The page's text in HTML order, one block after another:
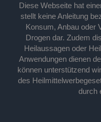
Diese Webseite hat
stellt keine Anleitung
Konsum, Anbau oder
Drogen dar. Zudem
Heilaussagen oder
Anwendungen dienen
können unterstützend
des
durch